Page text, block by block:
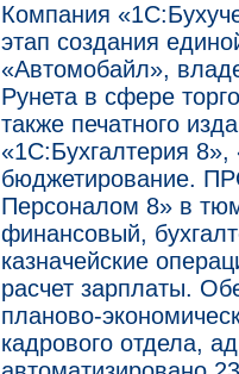
Компания
этап создания
«Автомобайл»,
Рунета в сфере
также печатного
«1С:Бухгалтерия
бюджетирование.
Персоналом 8» в
финансовый,
казначейские
расчет зарплаты.
планово-
кадрового отдела,